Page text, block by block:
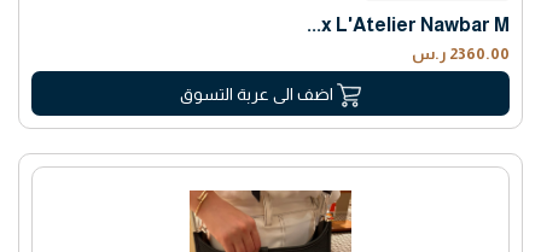
x L'Atelier Nawbar M...
2360.00 ر.س
اضف الى عربة التسوق